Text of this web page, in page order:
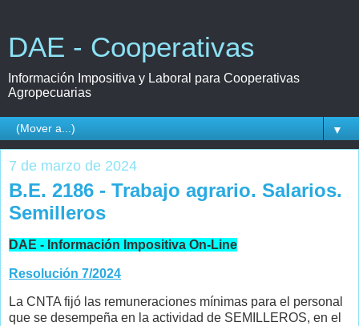
DAE - Cooperativas
Información Impositiva y Laboral para Cooperativas
Agropecuarias
▼
7 de marzo de 2024
B.E. 2186 - Trabajo agrario. Salarios.
Semilleros
DAE - Información Impositiva On-Line
Resolución 7/2024
La CNTA fijó las remuneraciones mínimas para el personal
que se desempeña en la actividad de SEMILLEROS, en el